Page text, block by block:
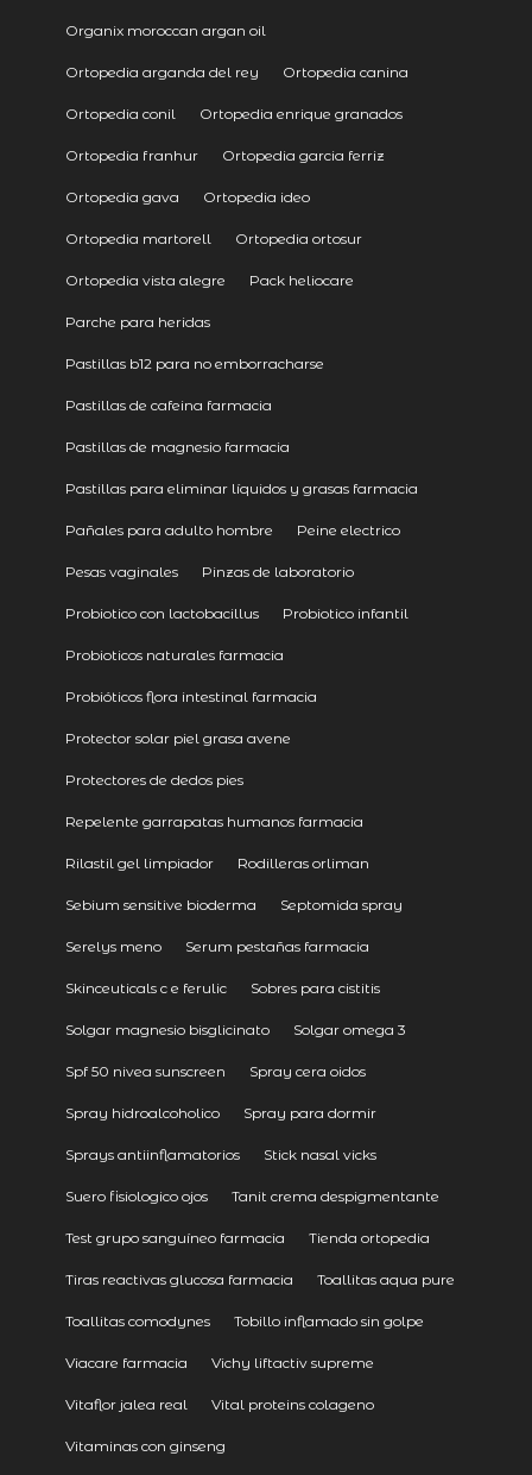
Organix moroccan argan oil
Ortopedia arganda del rey Ortopedia canina
Ortopedia conil Ortopedia enrique granados
Ortopedia franhur Ortopedia garcia ferriz
Ortopedia gava Ortopedia ideo
Ortopedia martorell Ortopedia ortosur
Ortopedia vista alegre Pack heliocare
Parche para heridas
Pastillas b12 para no emborracharse
Pastillas de cafeina farmacia
Pastillas de magnesio farmacia
Pastillas para eliminar líquidos y grasas farmacia
Pañales para adulto hombre Peine electrico
Pesas vaginales Pinzas de laboratorio
Probiotico con lactobacillus Probiotico infantil
Probioticos naturales farmacia
Probióticos flora intestinal farmacia
Protector solar piel grasa avene
Protectores de dedos pies
Repelente garrapatas humanos farmacia
Rilastil gel limpiador Rodilleras orliman
Sebium sensitive bioderma Septomida spray
Serelys meno Serum pestañas farmacia
Skinceuticals c e ferulic Sobres para cistitis
Solgar magnesio bisglicinato Solgar omega 3
Spf 50 nivea sunscreen Spray cera oidos
Spray hidroalcoholico Spray para dormir
Sprays antiinflamatorios Stick nasal vicks
Suero fisiologico ojos Tanit crema despigmentante
Test grupo sanguíneo farmacia Tienda ortopedia
Tiras reactivas glucosa farmacia Toallitas aqua pure
Toallitas comodynes Tobillo inflamado sin golpe
Viacare farmacia Vichy liftactiv supreme
Vitaflor jalea real Vital proteins colageno
Vitaminas con ginseng